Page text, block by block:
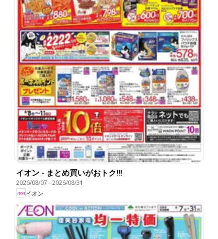
イオン - まとめ買いがおトク!!!
2026/08/07 -2026/08/31
イオン